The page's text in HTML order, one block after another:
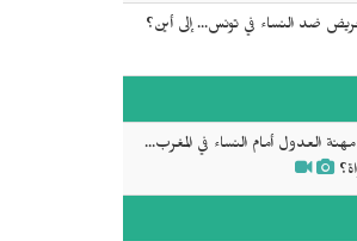
ضد النساء في تونس... إلى أين؟
العدول أمام النساء في المغرب...